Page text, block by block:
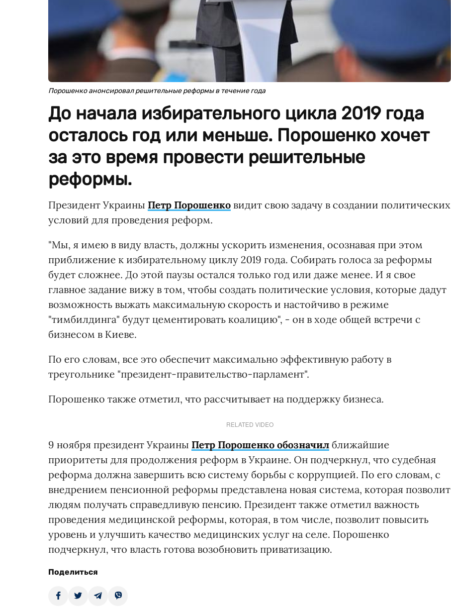
Порошенко анонсировал решительные реформы в течение года
До начала избирательного цикла 2019 года
осталось год или меньше. Порошенко хочет
за это время провести решительные
реформы.
Президент Украины Петр Порошенко видит свою задачу в создании политических
условий для проведения реформ.
"Мы, я имею в виду власть, должны ускорить изменения, осознавая при этом
приближение к избирательному циклу 2019 года. Собирать голоса за реформы
будет сложнее. До этой паузы остался только год или даже менее. И я свое
главное задание вижу в том, чтобы создать политические условия, которые дадут
возможность выжать максимальную скорость и настойчиво в режиме
"тимбилдинга" будут цементировать коалицию", - он в ходе общей встречи с
бизнесом в Киеве.
По его словам, все это обеспечит максимально эффективную работу в
треугольнике "президент-правительство-парламент".
Порошенко также отметил, что рассчитывает на поддержку бизнеса.
RELATED VIDEO
9 ноября президент Украины Петр Порошенко обозначил ближайшие
приоритеты для продолжения реформ в Украине. Он подчеркнул, что судебная
реформа должна завершить всю систему борьбы с коррупцией. По его словам, с
внедрением пенсионной реформы представлена новая система, которая позволит
людям получать справедливую пенсию. Президент также отметил важность
проведения медицинской реформы, которая, в том числе, позволит повысить
уровень и улучшить качество медицинских услуг на селе. Порошенко
подчеркнул, что власть готова возобновить приватизацию.
Поделиться